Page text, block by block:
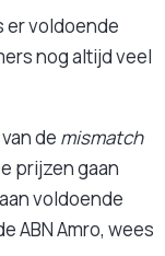
er voldoende
nog altijd veel
de mismatch
prijzen gaan
voldoende
ABN Amro, wees